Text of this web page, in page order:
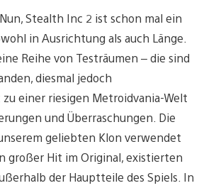
Stealth Inc 2 ist schon mal ein
in Ausrichtung als auch Länge.
Reihe von Testräumen – die sind
diesmal jedoch
einer riesigen Metroidvania-Welt
und Überraschungen. Die
geliebten Klon verwendet
großer Hit im Original, existierten
der Hauptteile des Spiels. In